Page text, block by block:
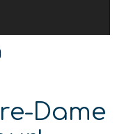
Dame